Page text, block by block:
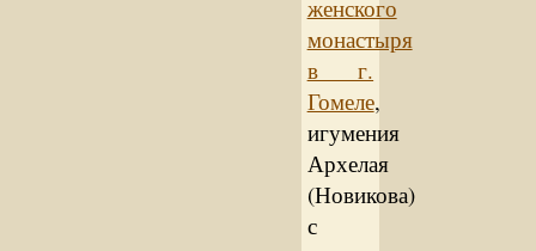
женского
монастыря
в г.
Гомеле,
игумения
Архелая
(Новикова)
с